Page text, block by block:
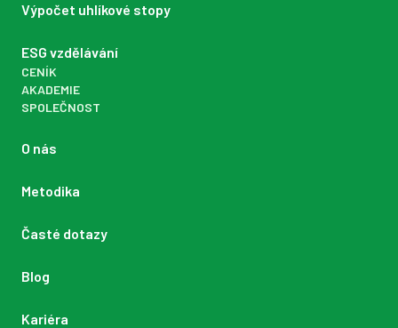
Výpočet uhlíkové stopy
ESG vzdělávání
CENÍK
AKADEMIE
SPOLEČNOST
O nás
Metodika
Časté dotazy
Blog
Kariéra